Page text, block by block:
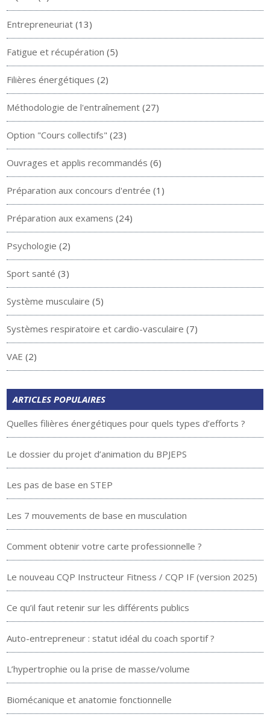
Entrepreneuriat (13)
Fatigue et récupération (5)
Filières énergétiques (2)
Méthodologie de l'entraînement (27)
Option "Cours collectifs" (23)
Ouvrages et applis recommandés (6)
Préparation aux concours d'entrée (1)
Préparation aux examens (24)
Psychologie (2)
Sport santé (3)
Système musculaire (5)
Systèmes respiratoire et cardio-vasculaire (7)
VAE (2)
ARTICLES POPULAIRES
Quelles filières énergétiques pour quels types d’efforts ?
Le dossier du projet d’animation du BPJEPS
Les pas de base en STEP
Les 7 mouvements de base en musculation
Comment obtenir votre carte professionnelle ?
Le nouveau CQP Instructeur Fitness / CQP IF (version 2025)
Ce qu’il faut retenir sur les différents publics
Auto-entrepreneur : statut idéal du coach sportif ?
L’hypertrophie ou la prise de masse/volume
Biomécanique et anatomie fonctionnelle